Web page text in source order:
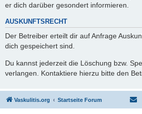
er dich darüber gesondert informieren.
AUSKUNFTSRECHT
Der Betreiber erteilt dir auf Anfrage
dich gespeichert sind.
Du kannst jederzeit die Löschung bzw.
verlangen. Kontaktiere hierzu bitte den
Vaskulitis.org Startseite Forum